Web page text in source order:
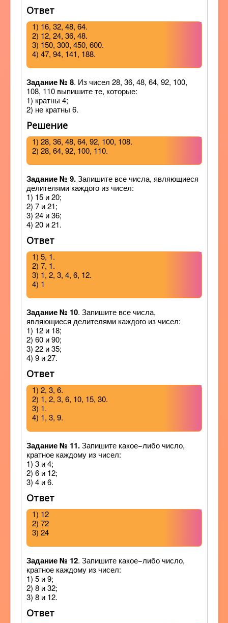
Ответ
1) 16, 32, 48, 64.
2) 12, 24, 36, 48.
3) 150, 300, 450, 600.
4) 47, 94, 141, 188.
Задание № 8. Из чисел 28, 36, 48, 64, 92, 100,
108, 110 выпишите те, которые:
1) кратны 4;
2) не кратны 6.
Решение
1) 28, 36, 48, 64, 92, 100, 108.
2) 28, 64, 92, 100, 110.
Задание № 9.Запишите все числа, являющиеся
делителями каждого из чисел:
1) 15 и 20;
2) 7 и 21;
3) 24 и 36;
4) 20 и 21.
Ответ
1) 5, 1.
2) 7, 1.
3) 1, 2, 3, 4, 6, 12.
4) 1
Задание № 10. Запишите все числа,
являющиеся делителями каждого из чисел:
1) 12 и 18;
2) 60 и 90;
3) 22 и 35;
4) 9 и 27.
Ответ
1) 2, 3, 6.
2) 1, 2, 3, 6, 10, 15, 30.
3) 1.
4) 1, 3, 9.
Задание № 11.Запишите какое−либо число,
кратное каждому из чисел:
1) 3 и 4;
2) 6 и 12;
3) 4 и 6.
Ответ
1) 12
2) 72
3) 24
Задание № 12. Запишите какое−либо число,
кратное каждому из чисел:
1) 5 и 9;
2) 8 и 32;
3) 8 и 12.
Ответ